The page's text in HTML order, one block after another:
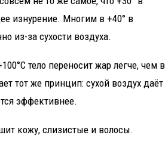
изнурение. Многим в +40° в
из-за сухости воздуха.
тело переносит жар легче, чем в
тот же принцип: сухой воздух даёт
эффективнее.
кожу, слизистые и волосы.